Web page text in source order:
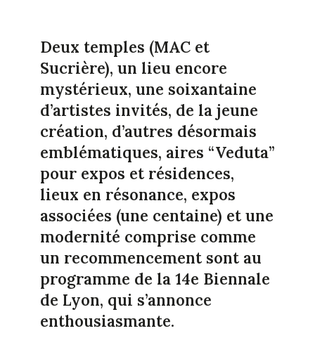
Deux temples (MAC et
Sucrière), un lieu encore
mystérieux, une soixantaine
d’artistes invités, de la jeune
création, d’autres désormais
emblématiques, aires “Veduta”
pour expos et résidences,
lieux en résonance, expos
associées (une centaine) et une
modernité comprise comme
un recommencement sont au
programme de la 14e Biennale
de Lyon, qui s’annonce
enthousiasmante.